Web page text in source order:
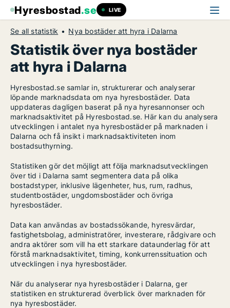
Hyresbostad.se LIVE
Se all statistik Nya bostäder att hyra i Dalarna
Statistik över nya bostäder
att hyra i Dalarna
Hyresbostad.se samlar in, strukturerar och analyserar
löpande marknadsdata om nya hyresbostäder. Data
uppdateras dagligen baserat på nya hyresannonser och
marknadsaktivitet på Hyresbostad.se. Här kan du analysera
utvecklingen i antalet nya hyresbostäder på marknaden i
Dalarna och få insikt i marknadsaktiviteten inom
bostadsuthyrning.
Statistiken gör det möjligt att följa marknadsutvecklingen
över tid i Dalarna samt segmentera data på olika
bostadstyper, inklusive lägenheter, hus, rum, radhus,
studentbostäder, ungdomsbostäder och övriga
hyresbostäder.
Data kan användas av bostadssökande, hyresvärdar,
fastighetsbolag, administratörer, investerare, rådgivare och
andra aktörer som vill ha ett starkare dataunderlag för att
förstå marknadsaktivitet, timing, konkurrenssituation och
utvecklingen i nya hyresbostäder.
När du analyserar nya hyresbostäder i Dalarna, ger
statistiken en strukturerad överblick över marknaden för
nya hyresbostäder.